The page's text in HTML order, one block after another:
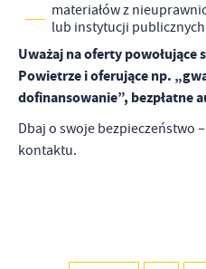
materiałów z
lub instytucji
Uważaj na oferty powołujące
Powietrze i oferujące np.
dofinansowanie”, bezpłatne
Dbaj o swoje bezpieczeństwo
kontaktu.